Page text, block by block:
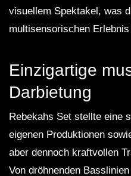
visuellem Spektakel, was
multisensorischen
Einzigartige
Darbietung
Rebekahs Set stellte eine
eigenen Produktionen
aber dennoch kraftvollen
Von dröhnenden